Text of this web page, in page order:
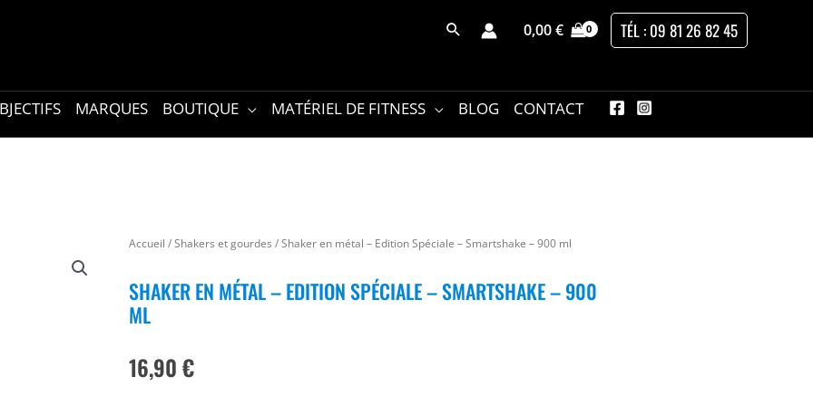
0,00€ TÉL : 09 81 26 82 45
MARQUES BOUTIQUE MATÉRIEL DE FITNESS BLOG CONTACT
Accueil /Shakers et gourdes / Shaker en métal – Edition Spéciale – Smartshake – 900 ml
SHAKER EN MÉTAL – EDITION SPÉCIALE – SMARTSHAKE – 900
ML
16,90€